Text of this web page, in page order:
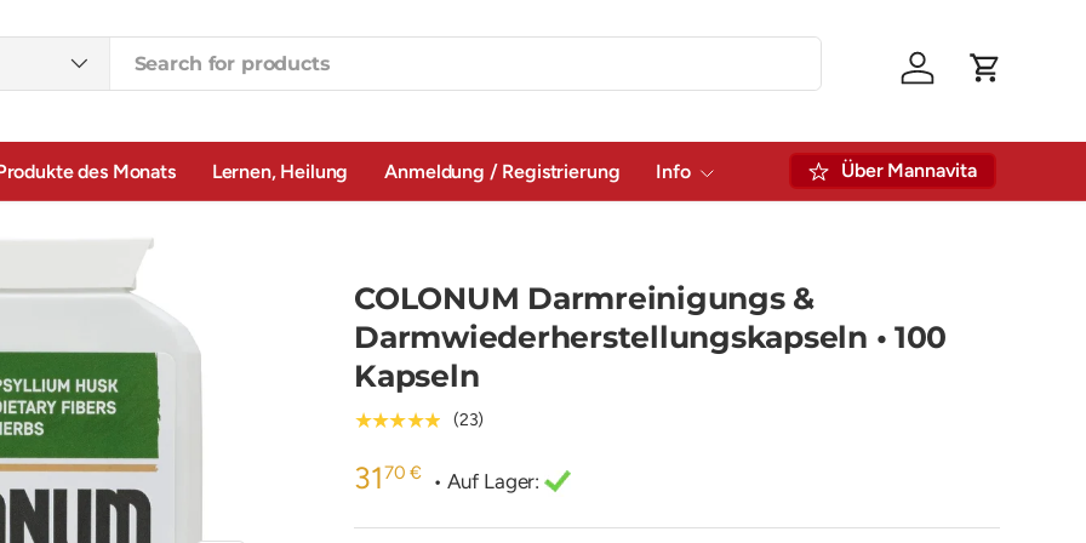
Einloggen
des Monats Lernen, Heilung Anmeldung / Registrierung Info Über Mannavita
COLONUM Darmreinigungs &
Darmwiederherstellungskapseln • 100
Kapseln
★★★★★ (23)
3170 € • Auf Lager: